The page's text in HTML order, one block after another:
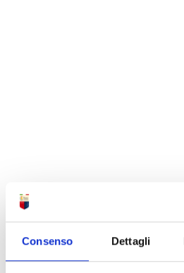
Consenso Dettagli